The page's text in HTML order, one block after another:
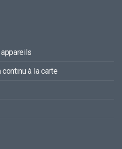
à la carte